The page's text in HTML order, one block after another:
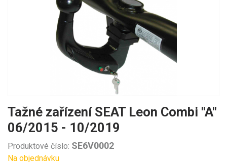
Tažné zařízení SEAT Leon Combi "A"
06/2015 - 10/2019
Produktové číslo: SE6V0002
Na objednávku